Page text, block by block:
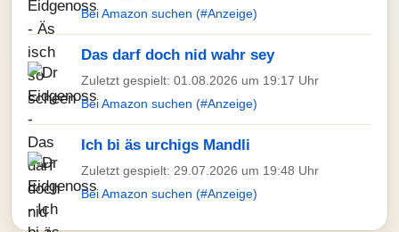
Bei Amazon suchen (#Anzeige)
Das darf doch nid wahr sey
Zuletzt gespielt: 01.08.2026 um 19:17 Uhr
Bei Amazon suchen (#Anzeige)
Ich bi äs urchigs Mandli
Zuletzt gespielt: 29.07.2026 um 19:48 Uhr
Bei Amazon suchen (#Anzeige)